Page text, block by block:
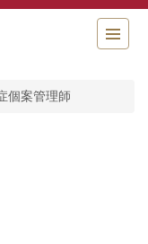
個案管理師